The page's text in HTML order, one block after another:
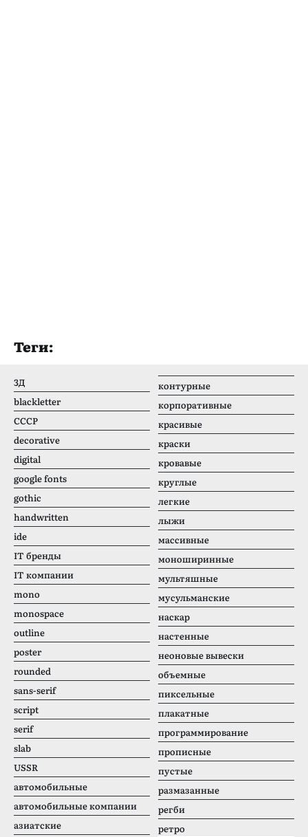
Теги:
3Д
blackletter
CCCР
decorative
digital
google fonts
gothic
handwritten
ide
IT бренды
IT компании
mono
monospace
outline
poster
rounded
sans-serif
script
serif
slab
USSR
автомобильные
автомобильные компании
азиатские
контурные
корпоративные
красивые
краски
кровавые
круглые
легкие
лыжи
массивные
моноширинные
мультяшные
мусульманские
наскар
настенные
неоновые вывески
объемные
пиксельные
плакатные
программирование
прописные
пустые
размазанные
регби
ретро